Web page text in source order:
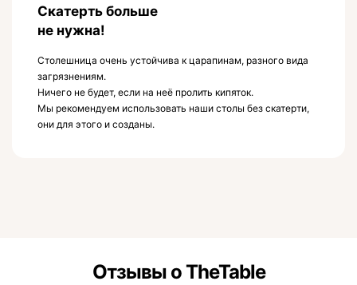
Скатерть больше
не нужна!
Столешница очень устойчива к царапинам, разного вида
загрязнениям.
Ничего не будет, если на неё пролить кипяток.
Мы рекомендуем использовать наши столы без скатерти,
они для этого и созданы.
Отзывы о TheTable